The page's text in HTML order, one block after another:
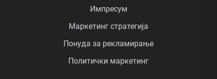
Импресум
Маркетинг стратегија
Понуда за рекламирање
Политички маркетинг